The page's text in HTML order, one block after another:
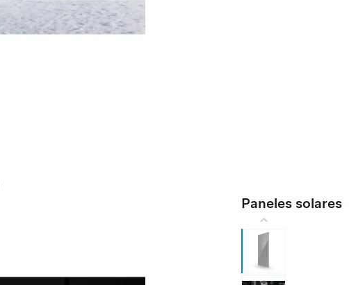
Paneles solares